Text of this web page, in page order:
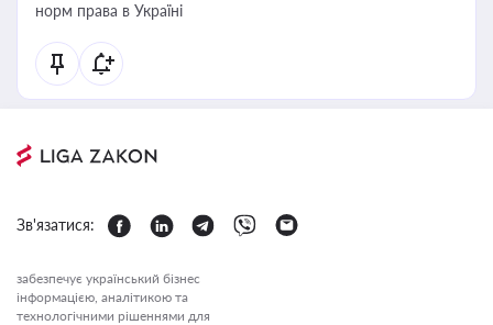
норм права в Україні
Зв'язатися:
забезпечує український бізнес
інформацією, аналітикою та
технологічними рішеннями для